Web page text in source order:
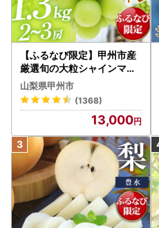
【ふるなび限定】甲州市産
厳選旬の大粒シャインマス
カット 約1.3kg 2～3房【2
026年発送】（MG）B12-
472 FN-Limited-VO シャ
インマスカット フルーツ
山梨県甲州市
(1368)
13,000